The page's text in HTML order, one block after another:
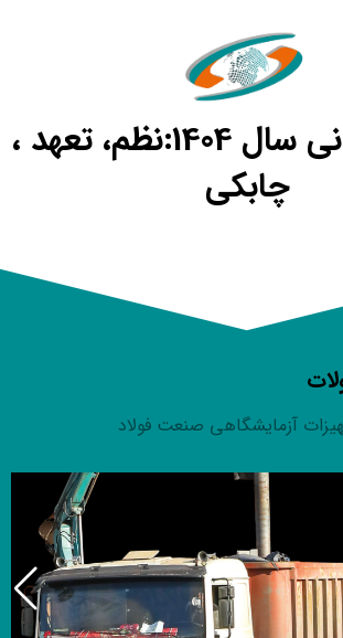
شعار سازمانی سال 1404:نظم، تعهد ،
چابکی
آزمایشگاهی صنعت فولاد